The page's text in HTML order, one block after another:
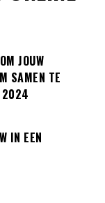
JOUW
SAMEN TE
2024
IN EEN